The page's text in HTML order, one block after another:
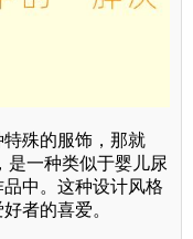
殊的服饰，那就
是一种类似于婴儿尿
中。这种设计风格
者的喜爱。